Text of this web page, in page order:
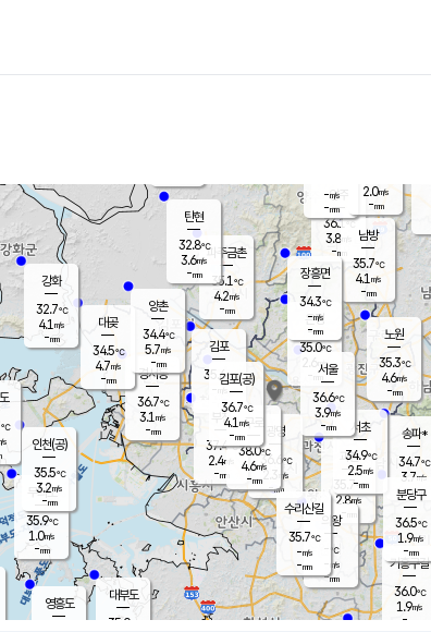
무의도
35.9℃
1.0m/s
-mm
영흥도
양주
36.1℃
3.8
-mm
과천
35.7℃
2.8m/s
- mm
℃
s
대부도
35.0
경서동
36.7℃
3.1 m/s
-mm
파주금촌
35.1℃
4.2m/s
-mm
대곶
34.5℃
4.7m/s
-mm
탄현
32.8℃
3.6m/s
-mm
의왕
- ℃
-m/s
-mm
김포
35.6℃
-m/s
mm
광명
36.6 ℃
2.3 m/s
-mm
부천
37.4℃
2.4m/s
-mm
양촌
34.4℃
5.7m/s
-mm
구로
38.0℃
4.6m/s
-mm
은평
35.0℃
2.6 m/s
- mm
노원
35.3℃
4.6m/s
-mm
송파*
34.7℃
3.7m/s
-mm
서초
34.9℃
2.5m/s
-mm
남방
35.7℃
4.1 m/s
-mm
기흥구갈
36.0℃
1.9m/s
-
수리산길
35.7℃
-m/s
-mm
분당구
36.5℃
1.9m/s
-mm
장흥면
34.3℃
-m/s
-mm
-m/s
-mm
강화
32.7℃
4.1 m/s
-mm
인천(공)
35.5℃
3.2m/s
-mm
김포(공)
36.7℃
4.1 m/s
-mm
서울
36.6℃
3.9m/s
-mm
2.0m/s
-mm